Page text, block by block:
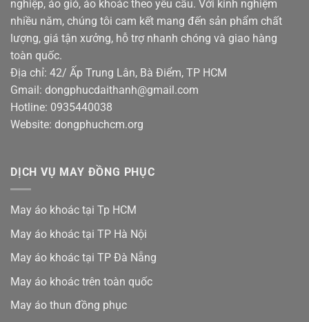
nghiệp, áo gió, áo khoác theo yêu cầu. Với kinh nghiệm
nhiều năm, chúng tôi cam kết mang đến sản phẩm chất
lượng, giá tận xưởng, hỗ trợ nhanh chóng và giao hàng
toàn quốc.
Địa chỉ: 42/ Ấp Trung Lân, Bà Điểm, TP HCM
Gmail: dongphucdaithanh@gmail.com
Hotline: 0935440038
Website: dongphuchcm.org
DỊCH VỤ MAY ĐỒNG PHỤC
May áo khoác tại Tp HCM
May áo khoác tại TP Hà Nội
May áo khoác tại TP Đà Nẵng
May áo khoác trên toàn quốc
May áo thun đồng phục